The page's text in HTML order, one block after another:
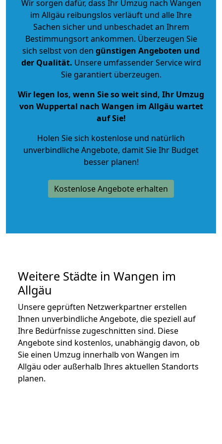
Wir sorgen dafür, dass Ihr Umzug nach Wangen
im Allgäu reibungslos verläuft und alle Ihre
Sachen sicher und unbeschadet an Ihrem
Bestimmungsort ankommen. Überzeugen Sie
sich selbst von den günstigen Angeboten und
der Qualität. Unsere umfassender Service wird
Sie garantiert überzeugen.
Wir legen los, wenn Sie so weit sind, Ihr Umzug
von Wuppertal nach Wangen im Allgäu wartet
auf Sie!
Holen Sie sich kostenlose und natürlich
unverbindliche Angebote, damit Sie Ihr Budget
besser planen!
Kostenlose Angebote erhalten
Weitere Städte in Wangen im
Allgäu
Unsere geprüften Netzwerkpartner erstellen
Ihnen unverbindliche Angebote, die speziell auf
Ihre Bedürfnisse zugeschnitten sind. Diese
Angebote sind kostenlos, unabhängig davon, ob
Sie einen Umzug innerhalb von Wangen im
Allgäu oder außerhalb Ihres aktuellen Standorts
planen.